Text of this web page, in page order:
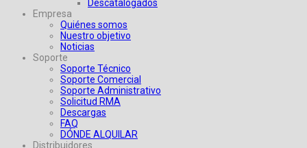
Descatalogados
Empresa
Quiénes somos
Nuestro objetivo
Noticias
Soporte
Soporte Técnico
Soporte Comercial
Soporte Administrativo
Solicitud RMA
Descargas
FAQ
DÓNDE ALQUILAR
Distribuidores